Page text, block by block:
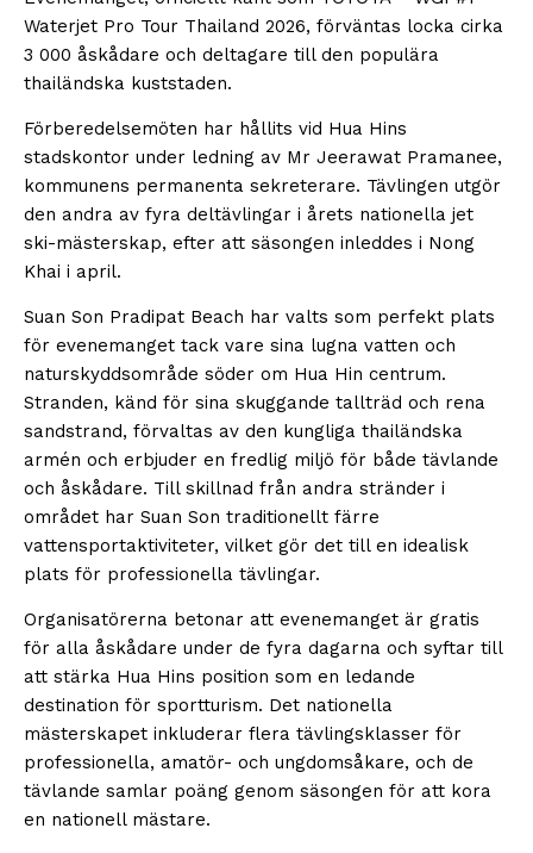
Waterjet Pro Tour Thailand 2026, förväntas locka cirka
3 000 åskådare och deltagare till den populära
thailändska kuststaden.
Förberedelsemöten har hållits vid Hua Hins
stadskontor under ledning av Mr Jeerawat Pramanee,
kommunens permanenta sekreterare. Tävlingen utgör
den andra av fyra deltävlingar i årets nationella jet
ski-mästerskap, efter att säsongen inleddes i Nong
Khai i april.
Suan Son Pradipat Beach har valts som perfekt plats
för evenemanget tack vare sina lugna vatten och
naturskyddsområde söder om Hua Hin centrum.
Stranden, känd för sina skuggande tallträd och rena
sandstrand, förvaltas av den kungliga thailändska
armén och erbjuder en fredlig miljö för både tävlande
och åskådare. Till skillnad från andra stränder i
området har Suan Son traditionellt färre
vattensportaktiviteter, vilket gör det till en idealisk
plats för professionella tävlingar.
Organisatörerna betonar att evenemanget är gratis
för alla åskådare under de fyra dagarna och syftar till
att stärka Hua Hins position som en ledande
destination för sportturism. Det nationella
mästerskapet inkluderar flera tävlingsklasser för
professionella, amatör- och ungdomsåkare, och de
tävlande samlar poäng genom säsongen för att kora
en nationell mästare.